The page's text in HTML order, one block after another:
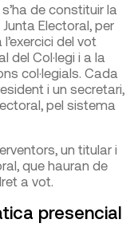
de constituir la
Electoral, per
del vot
del Col·legi i a la
col·legials. Cada
i un secretari,
pel sistema
un titular i
que hauran de
a vot.
presencial